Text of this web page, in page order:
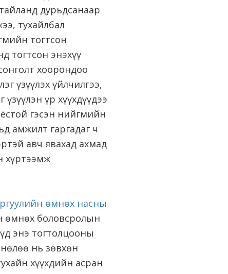
дурьдсанаар
тухайлбал
тогтсон
тогтсон энэхүү
хоорондоо
үзүүлэх үйлчилгээ,
үр хүүхдүүдээ
гэсэн нийгмийн
амжилт гаргадаг ч
авч явахад ахмад
хүртээмж
өмнөх насны
өмнөх боловсролын
энэ тогтолцооны
нөлөө нь зөвхөн
хүүхдийн асран